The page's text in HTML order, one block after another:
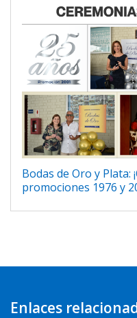
Bodas de Oro y Plata:
promociones 1976 y
Enlaces